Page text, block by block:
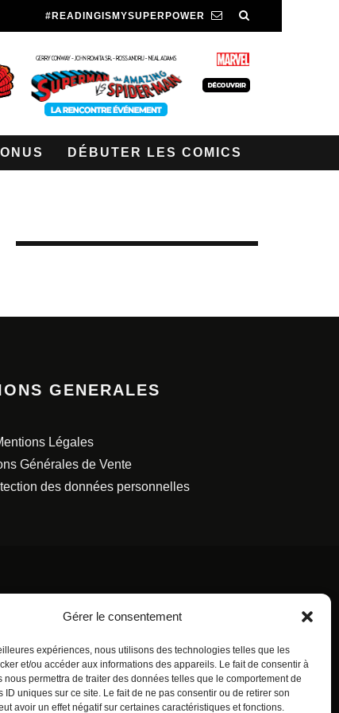
Gérer le consentement
expériences, nous utilisons des technologies telles que les
et/ou accéder aux informations des appareils. Le fait de consentir à
nous permettra de traiter des données telles que le comportement de
ID uniques sur ce site. Le fait de ne pas consentir ou de retirer son
avoir un effet négatif sur certaines caractéristiques et fonctions.
#READINGISMYSUPERPOWER
DÉBUTER LES COMICS
GENERALES
Légales
Générales de Vente
des données personnelles